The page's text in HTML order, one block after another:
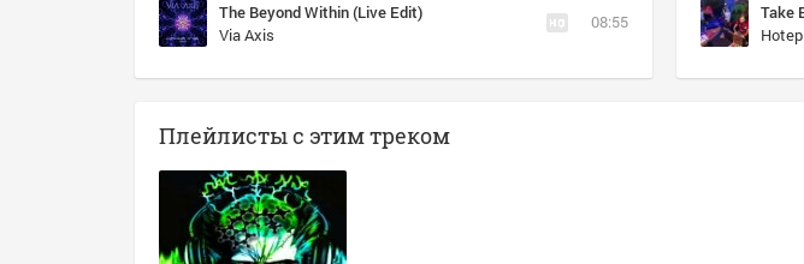
The Beyond Within (Live Edit)
Via Axis
08:55
Take
Hotep
Плейлисты с этим треком